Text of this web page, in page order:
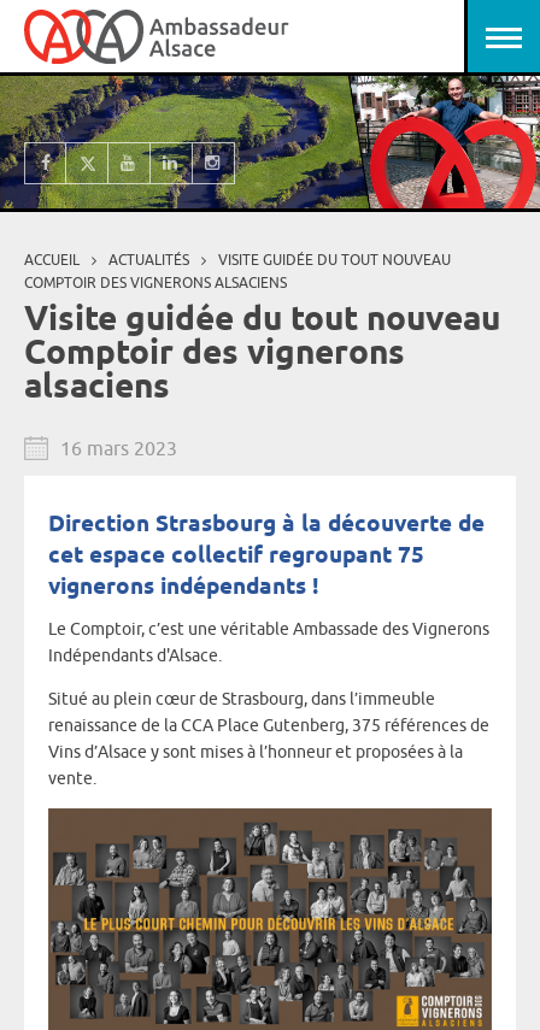
Aller au contenu principal
Vous êtes ici
ACCUEIL ACTUALITÉS
VISITE GUIDÉE DU TOUT NOUVEAU
COMPTOIR DES VIGNERONS ALSACIENS
Visite guidée du tout nouveau
Comptoir des vignerons
alsaciens
16 mars 2023
Direction Strasbourg à la découverte de
cet espace collectif regroupant 75
vignerons indépendants !
Le Comptoir, c’est une véritable Ambassade des Vignerons
Indépendants d'Alsace.
Situé au plein cœur de Strasbourg, dans l’immeuble
renaissance de la CCA Place Gutenberg, 375 références de
Vins d’Alsace y sont mises à l’honneur et proposées à la
vente.
Panneau de gestion des cookies